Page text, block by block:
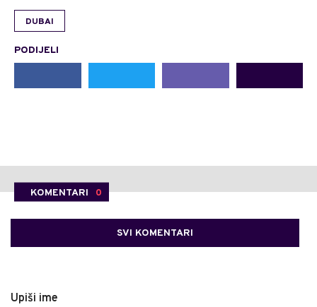
DUBAI
PODIJELI
KOMENTARI 0
SVI KOMENTARI
Upiši ime